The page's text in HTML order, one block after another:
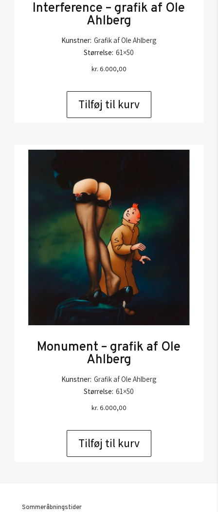
Interference – grafik af Ole
Ahlberg
Kunstner: Grafik af Ole Ahlberg
Størrelse: 61×50
kr. 6.000,00
Tilføj til kurv
Monument – grafik af Ole
Ahlberg
Kunstner: Grafik af Ole Ahlberg
Størrelse: 61×50
kr. 6.000,00
Tilføj til kurv
Sommeråbningstider